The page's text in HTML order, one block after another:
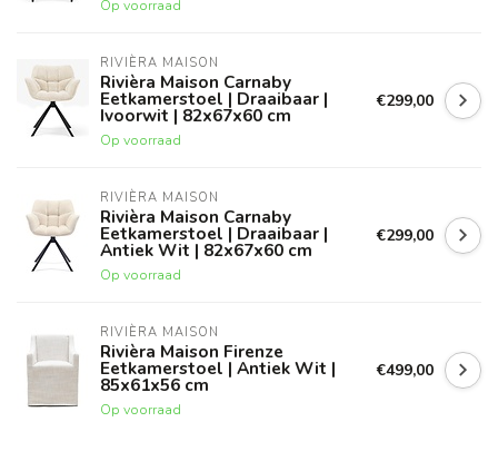
Op voorraad
RIVIÈRA MAISON
Rivièra Maison Carnaby
Eetkamerstoel | Draaibaar |
Ivoorwit | 82x67x60 cm
Op voorraad
€299,00
RIVIÈRA MAISON
Rivièra Maison Carnaby
Eetkamerstoel | Draaibaar |
Antiek Wit | 82x67x60 cm
Op voorraad
€299,00
RIVIÈRA MAISON
Rivièra Maison Firenze
Eetkamerstoel | Antiek Wit |
85x61x56 cm
Op voorraad
€499,00